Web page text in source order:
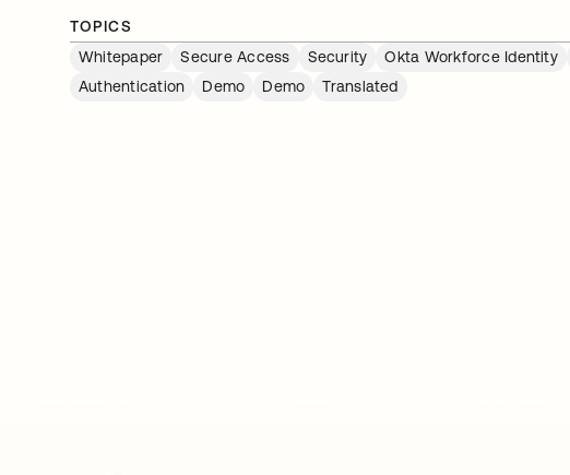
TOPICS
Whitepaper
Secure Access Security Okta Workforce Identity
Authentication
Demo Demo Translated